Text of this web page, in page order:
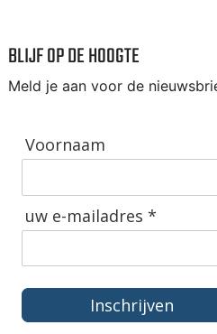
BLIJF OP DE HOOGTE
Meld je aan voor de
Voornaam
uw e-mailadres *
Inschrijven